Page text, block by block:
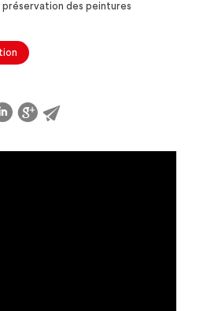
des peintures
g@